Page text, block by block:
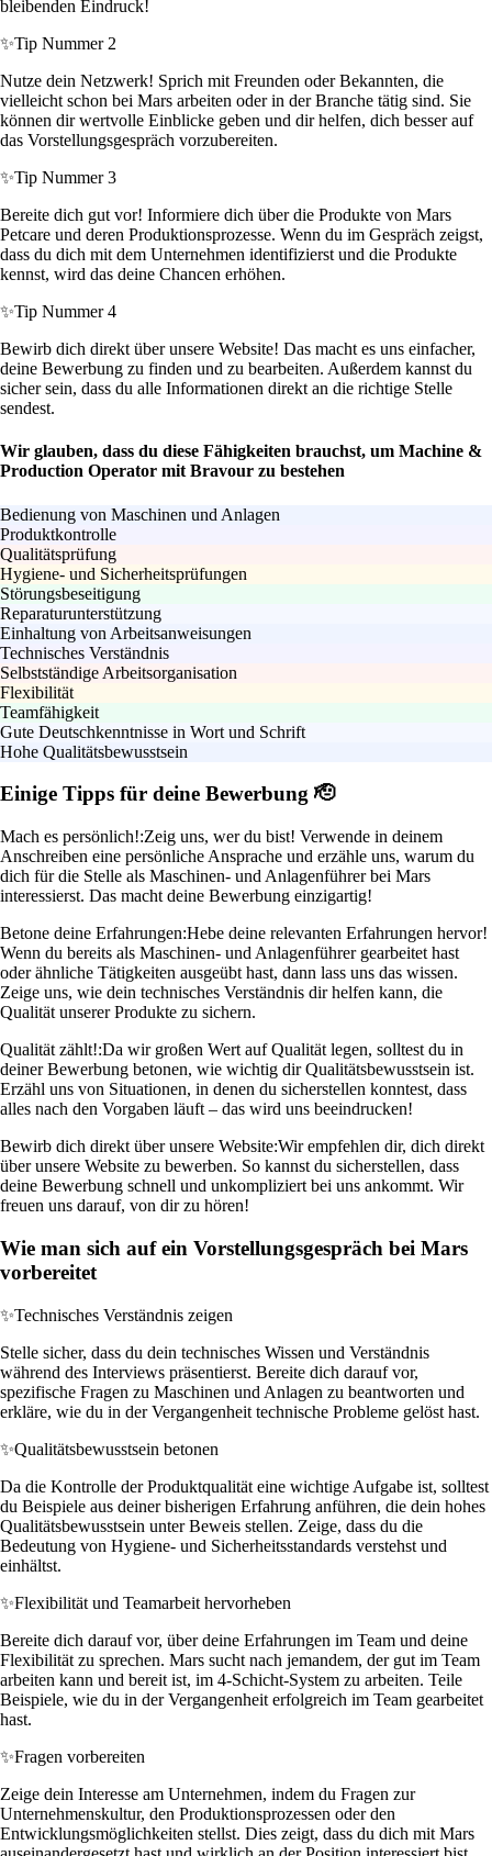
bleibenden Eindruck!
✨Tip Nummer 2
Nutze dein Netzwerk! Sprich mit Freunden oder Bekannten, die
vielleicht schon bei Mars arbeiten oder in der Branche tätig sind. Sie
können dir wertvolle Einblicke geben und dir helfen, dich besser auf
das Vorstellungsgespräch vorzubereiten.
✨Tip Nummer 3
Bereite dich gut vor! Informiere dich über die Produkte von Mars
Petcare und deren Produktionsprozesse. Wenn du im Gespräch zeigst,
dass du dich mit dem Unternehmen identifizierst und die Produkte
kennst, wird das deine Chancen erhöhen.
✨Tip Nummer 4
Bewirb dich direkt über unsere Website! Das macht es uns einfacher,
deine Bewerbung zu finden und zu bearbeiten. Außerdem kannst du
sicher sein, dass du alle Informationen direkt an die richtige Stelle
sendest.
Wir glauben, dass du diese Fähigkeiten brauchst, um Machine &
Production Operator mit Bravour zu bestehen
Bedienung von Maschinen und Anlagen
Produktkontrolle
Qualitätsprüfung
Hygiene- und Sicherheitsprüfungen
Störungsbeseitigung
Reparaturunterstützung
Einhaltung von Arbeitsanweisungen
Technisches Verständnis
Selbstständige Arbeitsorganisation
Flexibilität
Teamfähigkeit
Gute Deutschkenntnisse in Wort und Schrift
Hohe Qualitätsbewusstsein
Einige Tipps für deine Bewerbung 🫡
Mach es persönlich!:Zeig uns, wer du bist! Verwende in deinem
Anschreiben eine persönliche Ansprache und erzähle uns, warum du
dich für die Stelle als Maschinen- und Anlagenführer bei Mars
interessierst. Das macht deine Bewerbung einzigartig!
Betone deine Erfahrungen:Hebe deine relevanten Erfahrungen hervor!
Wenn du bereits als Maschinen- und Anlagenführer gearbeitet hast
oder ähnliche Tätigkeiten ausgeübt hast, dann lass uns das wissen.
Zeige uns, wie dein technisches Verständnis dir helfen kann, die
Qualität unserer Produkte zu sichern.
Qualität zählt!:Da wir großen Wert auf Qualität legen, solltest du in
deiner Bewerbung betonen, wie wichtig dir Qualitätsbewusstsein ist.
Erzähl uns von Situationen, in denen du sicherstellen konntest, dass
alles nach den Vorgaben läuft – das wird uns beeindrucken!
Bewirb dich direkt über unsere Website:Wir empfehlen dir, dich direkt
über unsere Website zu bewerben. So kannst du sicherstellen, dass
deine Bewerbung schnell und unkompliziert bei uns ankommt. Wir
freuen uns darauf, von dir zu hören!
Wie man sich auf ein Vorstellungsgespräch bei Mars
vorbereitet
✨Technisches Verständnis zeigen
Stelle sicher, dass du dein technisches Wissen und Verständnis
während des Interviews präsentierst. Bereite dich darauf vor,
spezifische Fragen zu Maschinen und Anlagen zu beantworten und
erkläre, wie du in der Vergangenheit technische Probleme gelöst hast.
✨Qualitätsbewusstsein betonen
Da die Kontrolle der Produktqualität eine wichtige Aufgabe ist, solltest
du Beispiele aus deiner bisherigen Erfahrung anführen, die dein hohes
Qualitätsbewusstsein unter Beweis stellen. Zeige, dass du die
Bedeutung von Hygiene- und Sicherheitsstandards verstehst und
einhältst.
✨Flexibilität und Teamarbeit hervorheben
Bereite dich darauf vor, über deine Erfahrungen im Team und deine
Flexibilität zu sprechen. Mars sucht nach jemandem, der gut im Team
arbeiten kann und bereit ist, im 4-Schicht-System zu arbeiten. Teile
Beispiele, wie du in der Vergangenheit erfolgreich im Team gearbeitet
hast.
✨Fragen vorbereiten
Zeige dein Interesse am Unternehmen, indem du Fragen zur
Unternehmenskultur, den Produktionsprozessen oder den
Entwicklungsmöglichkeiten stellst. Dies zeigt, dass du dich mit Mars